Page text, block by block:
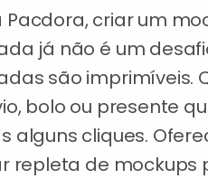
Pacdora, criar um
já não é um
são imprimíveis.
bolo ou presente
alguns cliques.
repleta de mockups